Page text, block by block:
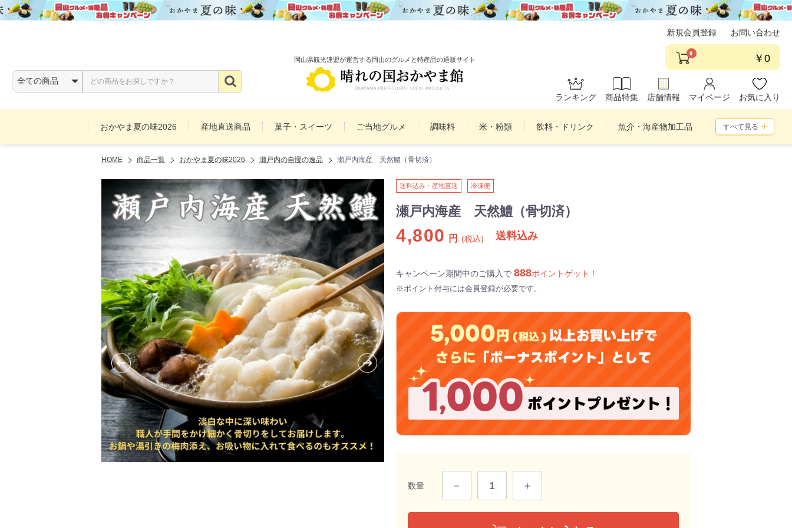
岡山県観光連盟が運営する岡山のグルメと特産品の通販サイト
新規会員登録 お問い合わせ
0 ￥0
ランキング 商品特集 店舗情報 マイページ お気に入り
おかやま夏の味2026 産地直送商品 菓子・スイーツ ご当地グルメ 調味料 米・粉類 飲料・ドリンク 魚介・海産物加工品
お酒 備前焼 雑貨 民工芸品 まとめ買いセット
すべて見る
HOME 商品一覧 おかやま夏の味2026 瀬戸内の自慢の逸品 瀬戸内海産 天然鱧（骨切済）
送料込み・産地直送 冷凍便
瀬戸内海産 天然鱧（骨切済）
4,800 円 (税込) 送料込み
キャンペーン期間中のご購入で 888ポイントゲット！
※ポイント付与には会員登録が必要です。
数量